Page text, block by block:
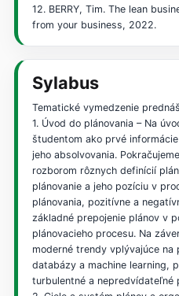
12. BERRY, Tim. The lean
from your business, 2022.
Sylabus
Tematické vymedzenie
1. Úvod do plánovania – Na
študentom ako prvé
jeho absolvovania.
rozborom rôznych definícií
plánovanie a jeho pozíciu v
plánovania, pozitívne a
základné prepojenie plánov v
plánovacieho procesu. Na
moderné trendy vplývajúce na
databázy a machine learning,
turbulentné a nepredvídateľné